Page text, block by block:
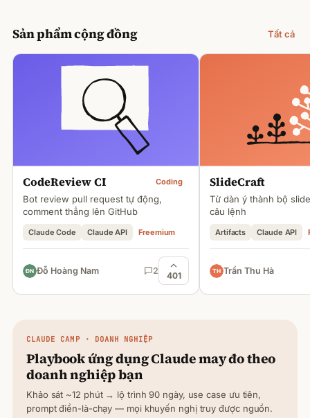
Sản phẩm cộng đồng Tất cả
CodeReview CI Coding
Bot review pull request tự động,
comment thẳng lên GitHub
Claude Code Claude API Freemium
Đỗ Hoàng Nam 2 401
SlideCraft
Từ dàn ý thành bộ
câu lệnh
Artifacts Claude API
Trần Thu Hà
CLAUDE CAMP · DOANH NGHIỆP
Playbook ứng dụngClaudemay đo theo
doanh nghiệp bạn
Khảo sát ~12 phút → lộ trình 90 ngày, use case ưu tiên,
prompt điền-là-chạy — mọi khuyến nghị truy được nguồn.